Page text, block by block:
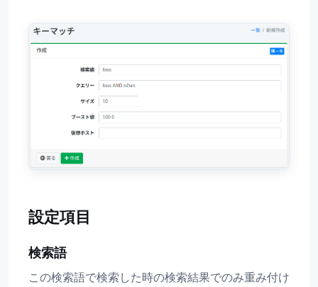
設定項目
検索語
この検索語で検索した時の検索結果でのみ重み付け